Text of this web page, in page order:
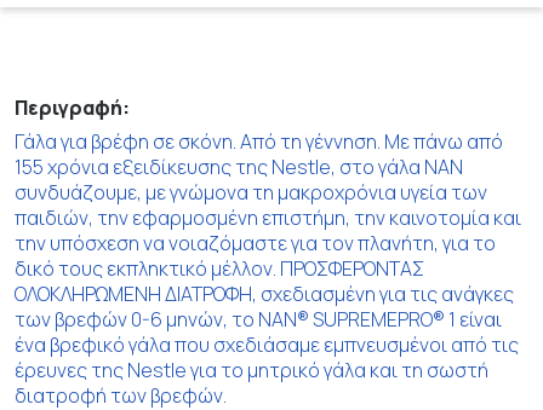
Περιγραφή:
Γάλα για βρέφη σε σκόνη. Από τη γέννηση. Με πάνω από
155 χρόνια εξειδίκευσης της Nestle, στο γάλα ΝΑΝ
συνδυάζουμε, με γνώμονα τη μακροχρόνια υγεία των
παιδιών, την εφαρμοσμένη επιστήμη, την καινοτομία και
την υπόσχεση να νοιαζόμαστε για τον πλανήτη, για το
δικό τους εκπληκτικό μέλλον. ΠΡΟΣΦΕΡΟΝΤΑΣ
ΟΛΟΚΛΗΡΩΜΕΝΗ ΔΙΑΤΡΟΦΗ, σχεδιασμένη για τις ανάγκες
των βρεφών 0-6 μηνών, το NAN® SUPREMEPRO® 1 είναι
ένα βρεφικό γάλα που σχεδιάσαμε εμπνευσμένοι από τις
έρευνες της Nestle για το μητρικό γάλα και τη σωστή
διατροφή των βρεφών.